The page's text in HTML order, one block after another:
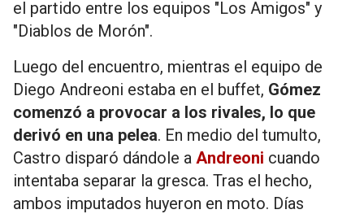
el partido entre los equipos "Los Amigos" y
"Diablos de Morón".
Luego del encuentro, mientras el equipo de
Diego Andreoni estaba en el buffet, Gómez
comenzó a provocar a los rivales, lo que
derivó en una pelea. En medio del tumulto,
Castro disparó dándole a Andreoni cuando
intentaba separar la gresca. Tras el hecho,
ambos imputados huyeron en moto. Días